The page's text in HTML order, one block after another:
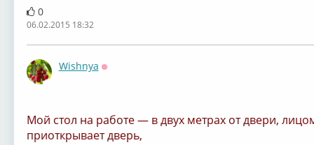
0
06.02.2015 18:32
Wishnya
Мой стол на работе — в двух метрах от двери,
приоткрывает дверь,